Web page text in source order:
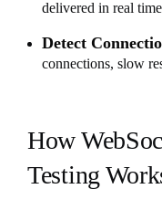
delivered in real
Detect
connections, slow
How
Testing